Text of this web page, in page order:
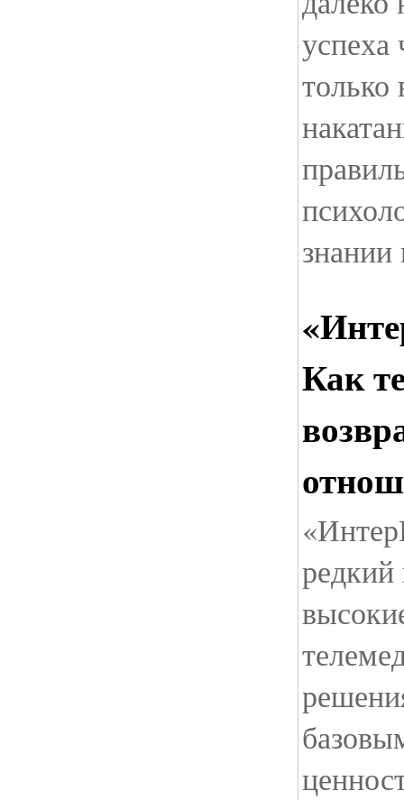
успеха
только
Как
редкий